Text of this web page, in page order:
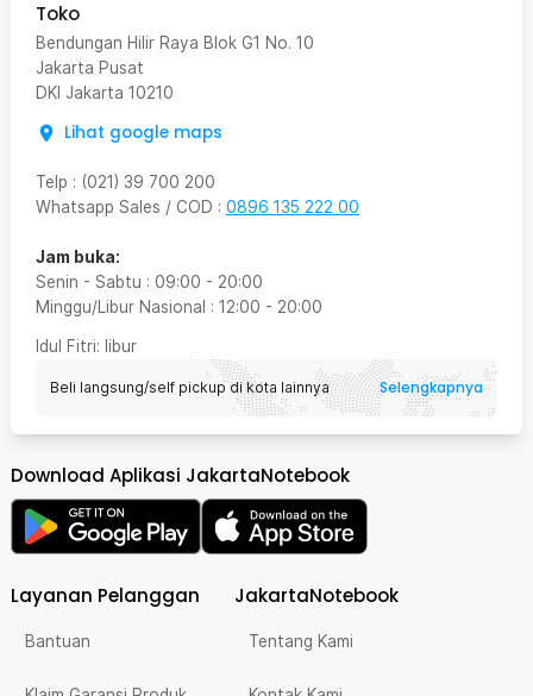
Toko
Bendungan Hilir Raya Blok G1 No. 10
Jakarta Pusat
DKI Jakarta 10210
Lihat google maps
Telp : (021) 39 700 200
Whatsapp Sales / COD : 0896 135 222 00
Jam buka:
Senin - Sabtu : 09:00 - 20:00
Minggu/Libur Nasional : 12:00 - 20:00
Idul Fitri: libur
Beli langsung/self pickup di kota lainnya Selengkapnya
Download Aplikasi JakartaNotebook
Layanan Pelanggan
Bantuan
JakartaNotebook
Tentang Kami